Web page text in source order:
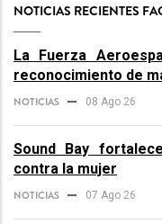
NOTICIAS RECIENTES
La Fuerza
reconocimiento de
NOTICIAS 08 Ago 26
Sound Bay
contra la mujer
NOTICIAS 07 Ago 26